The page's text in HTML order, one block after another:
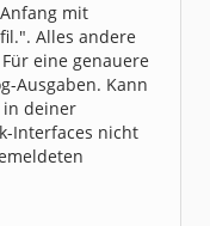
mit
Alles andere
eine genauere
Ausgaben. Kann
in deiner
Interfaces nicht